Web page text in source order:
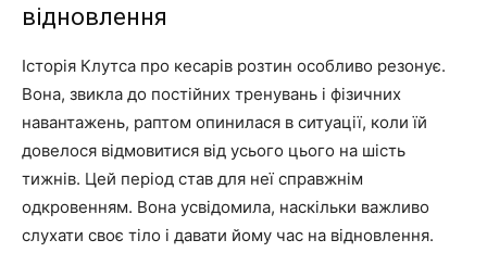
відновлення
Історія Клутса про кесарів розтин особливо резонує.
Вона, звикла до постійних тренувань і фізичних
навантажень, раптом опинилася в ситуації, коли їй
довелося відмовитися від усього цього на шість
тижнів. Цей період став для неї справжнім
одкровенням. Вона усвідомила, наскільки важливо
слухати своє тіло і давати йому час на відновлення.